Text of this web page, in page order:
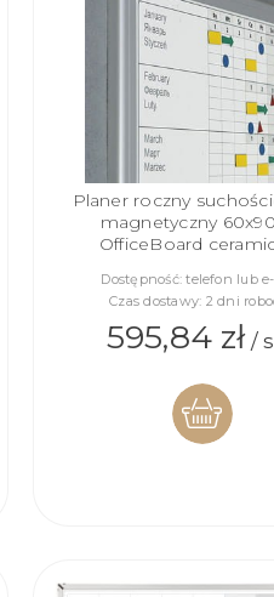
Planer roczny
magnetyczny
OfficeBoard
Dostępność: telefon lub
Czas dostawy: 2 dni
595,84 zł/